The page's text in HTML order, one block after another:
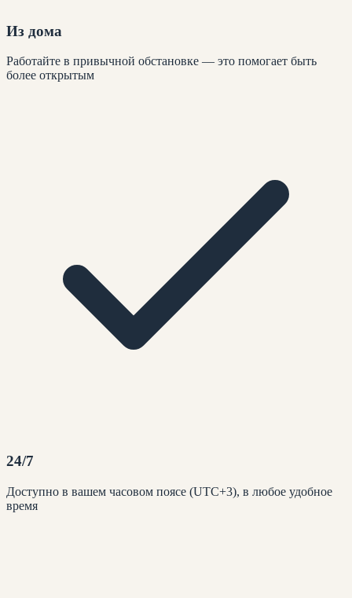
Из дома
Работайте в привычной обстановке — это помогает быть
более открытым
24/7
Доступно в вашем часовом поясе (UTC+3), в любое удобное
время